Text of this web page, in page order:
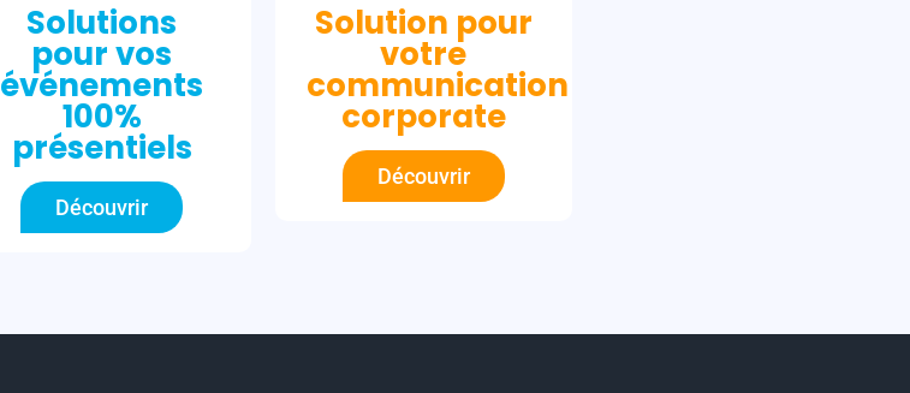
Solutions
pour vos
événements
100%
présentiels
Découvrir
Solution pour
votre
communication
corporate
Découvrir